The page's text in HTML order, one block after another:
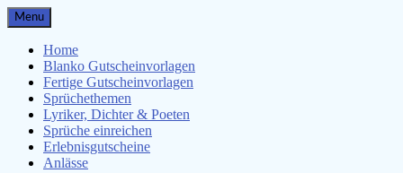
Skip
to
content
Menu
Home
Blanko Gutscheinvorlagen
Fertige Gutscheinvorlagen
Sprüchethemen
Lyriker, Dichter & Poeten
Sprüche einreichen
Erlebnisgutscheine
Anlässe